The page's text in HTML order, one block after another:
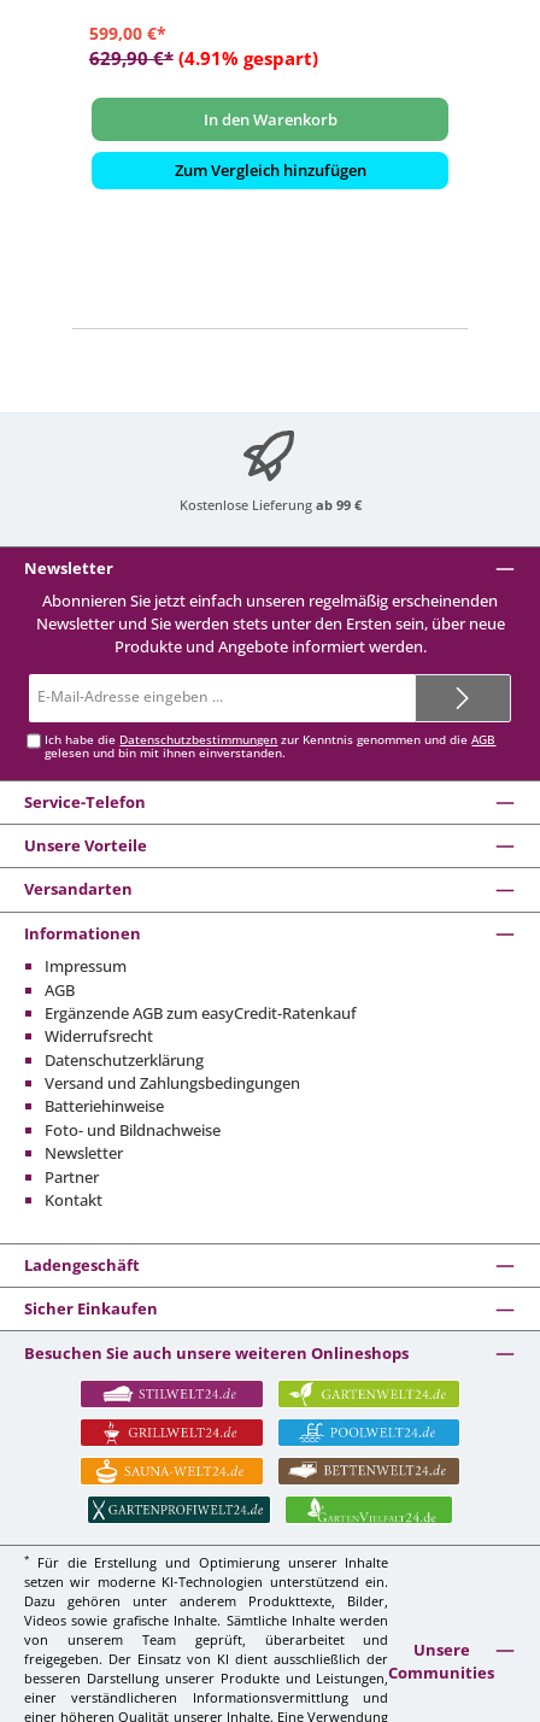
599,00 €*
629,90 €* (4.91% gespart)
In den Warenkorb
Zum Vergleich hinzufügen
Kostenlose Lieferung ab 99 €
Newsletter
Abonnieren Sie jetzt einfach unseren regelmäßig erscheinenden
Newsletter und Sie werden stets unter den Ersten sein, über neue
Produkte und Angebote informiert werden.
Mail-
Ich habe die Datenschutzbestimmungen zur Kenntnis genommen und dieAGB
gelesen und bin mit ihnen einverstanden.
Service-Telefon
Unsere Vorteile
Versandarten
Informationen
Impressum
AGB
Ergänzende AGB zum easyCredit-Ratenkauf
Widerrufsrecht
Datenschutzerklärung
Versand und Zahlungsbedingungen
Batteriehinweise
Foto- und Bildnachweise
Newsletter
Partner
Kontakt
Ladengeschäft
Sicher Einkaufen
Besuchen Sie auch unsere weiteren Onlineshops
*
Für die Erstellung und Optimierung unserer Inhalte
setzen wir moderne KI-Technologien unterstützend ein.
Dazu gehören unter anderem Produkttexte, Bilder,
Videos sowie grafische Inhalte. Sämtliche Inhalte werden
von unserem Team geprüft, überarbeitet und
freigegeben. Der Einsatz von KI dient ausschließlich der
besseren Darstellung unserer Produkte und Leistungen,
einer verständlicheren Informationsvermittlung und
einer höheren Qualität unserer Inhalte. Eine Verwendung
Unsere
Communities